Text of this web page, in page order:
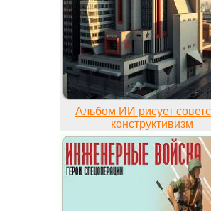
Альбом ИИ рисует
конструктивизм